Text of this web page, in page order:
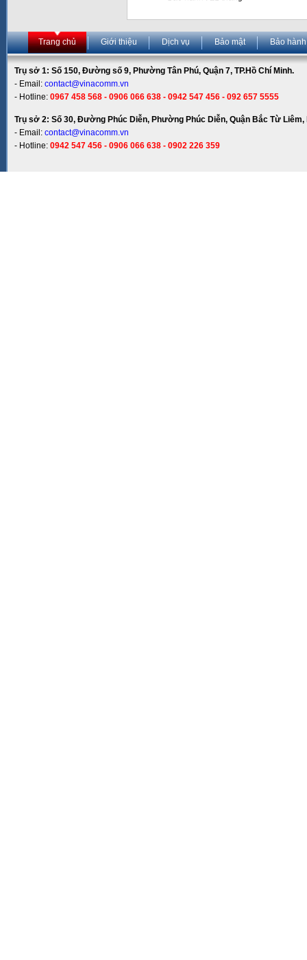
Trang chủ Giới thiệu Dịch vụ Bảo mật Bảo hành
Trụ sở 1: Số 150, Đường số 9, Phường Tân Phú, Quận 7, TP.Hồ Chí Minh.
- Email: contact@vinacomm.vn
- Hotline: 0967 458 568 - 0906 066 638 - 0942 547 456 - 092 657 5555
Trụ sở 2: Số 30, Đường Phúc Diễn, Phường Phúc Diễn, Quận Bắc Từ Liêm,
- Email: contact@vinacomm.vn
- Hotline: 0942 547 456 - 0906 066 638 - 0902 226 359